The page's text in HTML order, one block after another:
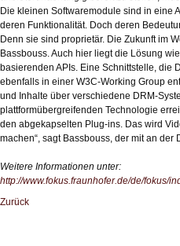
Die kleinen Softwaremodule sind in eine
deren Funktionalität. Doch deren
Denn sie sind proprietär. Die Zukunft im
Bassbouss. Auch hier liegt die Lösung
basierenden APIs. Eine Schnittstelle, die
ebenfalls in einer W3C-Working Group
und Inhalte über verschiedene DRM-
plattformübergreifenden Technologie
den abgekapselten Plug-ins. Das wird
machen“, sagt Bassbouss, der mit an der
Weitere Informationen unter:
http://www.fokus.fraunhofer.de/de/fokus/
Zurück